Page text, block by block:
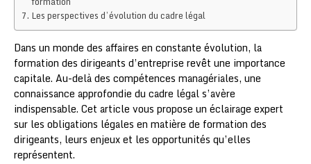
Les perspectives d’évolution du cadre légal
Dans un monde des affaires en constante évolution, la
formation des dirigeants d’entreprise revêt une importance
capitale. Au-delà des compétences managériales, une
connaissance approfondie du cadre légal s’avère
indispensable. Cet article vous propose un éclairage expert
sur les obligations légales en matière de formation des
dirigeants, leurs enjeux et les opportunités qu’elles
représentent.